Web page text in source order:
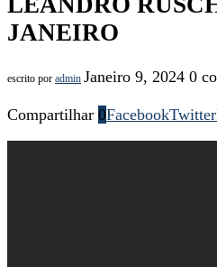
JANEIRO
escrito por admin Janeiro 9, 2024 0
Compartilhar 0FacebookTwitter